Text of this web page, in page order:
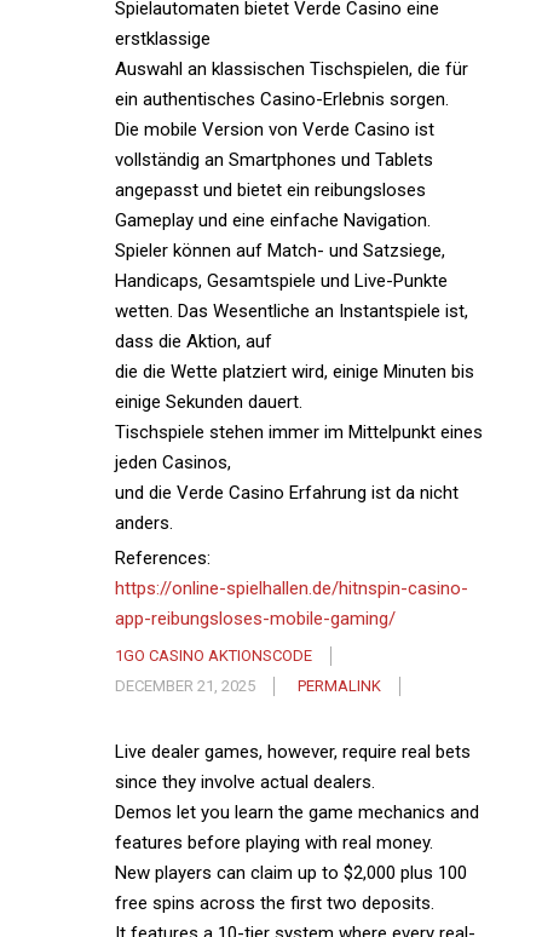
Spielautomaten bietet Verde Casino eine
erstklassige
Auswahl an klassischen Tischspielen, die für
ein authentisches Casino-Erlebnis sorgen.
Die mobile Version von Verde Casino ist
vollständig an Smartphones und Tablets
angepasst und bietet ein reibungsloses
Gameplay und eine einfache Navigation.
Spieler können auf Match- und Satzsiege,
Handicaps, Gesamtspiele und Live-Punkte
wetten. Das Wesentliche an Instantspiele ist,
dass die Aktion, auf
die die Wette platziert wird, einige Minuten bis
einige Sekunden dauert.
Tischspiele stehen immer im Mittelpunkt eines
jeden Casinos,
und die Verde Casino Erfahrung ist da nicht
anders.
References:
https://online-spielhallen.de/hitnspin-casino-
app-reibungsloses-mobile-gaming/
1GO CASINO AKTIONSCODE
DECEMBER 21, 2025
PERMALINK
Live dealer games, however, require real bets
since they involve actual dealers.
Demos let you learn the game mechanics and
features before playing with real money.
New players can claim up to $2,000 plus 100
free spins across the first two deposits.